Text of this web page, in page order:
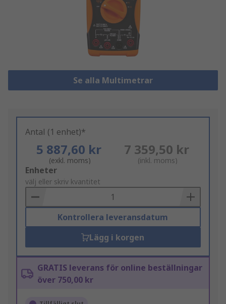
Se alla Multimetrar
Antal (1 enhet)*
5 887,60 kr
(exkl. moms)
7 359,50 kr
(inkl. moms)
Add
to
Basket
Enheter
välj eller skriv kvantitet
Kontrollera leveransdatum
Lägg i korgen
GRATIS leverans för online beställningar
över 750,00 kr